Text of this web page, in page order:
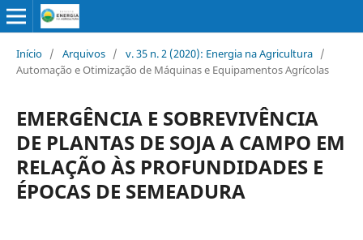
Início / Arquivos / v. 35 n. 2 (2020): Energia na Agricultura /
Automação e Otimização de Máquinas e Equipamentos Agrícolas
EMERGÊNCIA E SOBREVIVÊNCIA
DE PLANTAS DE SOJA A CAMPO EM
RELAÇÃO ÀS PROFUNDIDADES E
ÉPOCAS DE SEMEADURA